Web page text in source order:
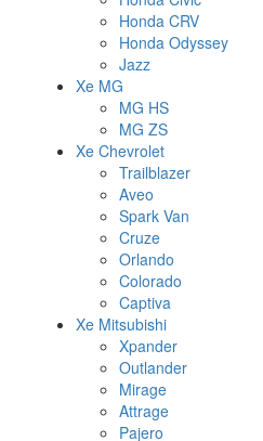
Honda CRV
Honda Odyssey
Jazz
Xe MG
MG HS
MG ZS
Xe Chevrolet
Trailblazer
Aveo
Spark Van
Cruze
Orlando
Colorado
Captiva
Xe Mitsubishi
Xpander
Outlander
Mirage
Attrage
Pajero